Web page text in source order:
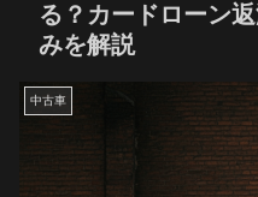
る？カードローン
みを解説
中古車